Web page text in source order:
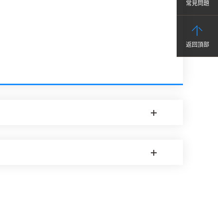
常見問題
返回頂部